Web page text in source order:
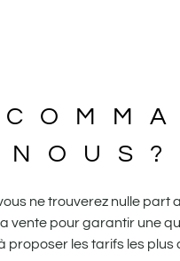
NOUS?
ne trouverez nulle part
vente pour garantir une
proposer les tarifs les